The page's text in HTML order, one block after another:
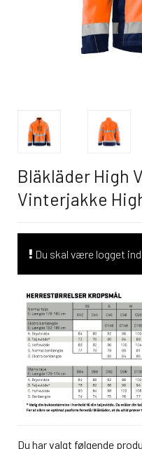
Bläkläder High
Vinterjakke
Du skal være logget
Du har valgt følgende